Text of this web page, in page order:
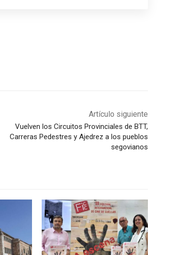
Artículo siguiente
Vuelven los Circuitos Provinciales de BTT,
Carreras Pedestres y Ajedrez a los pueblos
segovianos